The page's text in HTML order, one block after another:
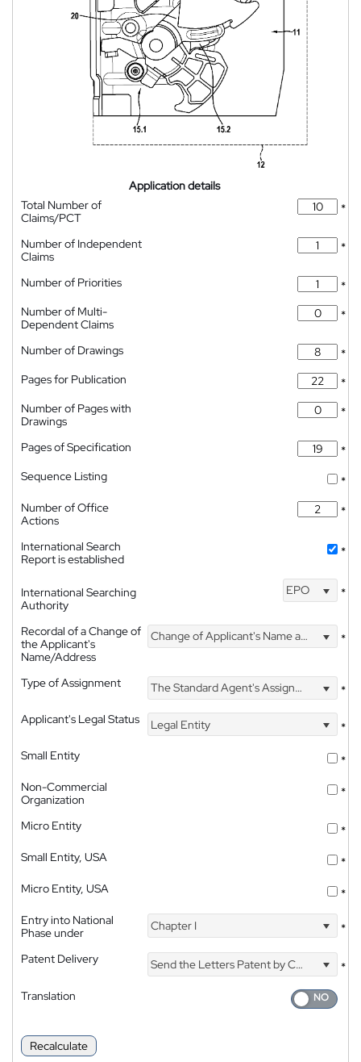
Application details
Total Number of
Claims/PCT
*
Number of Independent
Claims
*
Number of Priorities
*
Number of Multi-
Dependent Claims
*
Number of Drawings
*
Pages for Publication
*
Number of Pages with
Drawings
*
Pages of Specification
*
Sequence Listing
*
Number of Office
Actions
*
International Search
Report is established
*
International Searching
Authority
EPO *
Recordal of a Change of
the Applicant's
Name/Address
Change of Applicant's Name and Address *
Type of Assignment The Standard Agent's Assignment
*
Applicant's Legal Status
Legal Entity
*
Small Entity
*
Non-Commercial
Organization
*
Micro Entity
*
Small Entity, USA
*
Micro Entity, USA
*
Entry into National
Phase under
Chapter I *
Patent Delivery Send the Letters Patent by Courier
*
Translation
Recalculate